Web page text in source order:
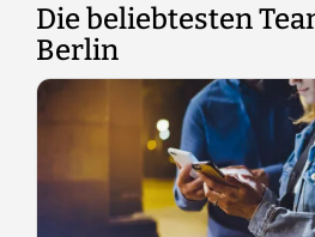
Die beliebtesten
Berlin